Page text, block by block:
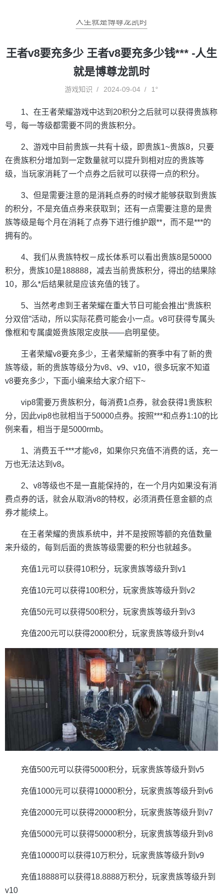
人生就是博尊龙凯时
王者v8要充多少 王者v8要充多少钱*** -人生
就是博尊龙凯时
游戏知识 2024-09-04 1°
1、在王者荣耀游戏中达到20积分之后就可以获得贵族称
号，每一等级都需要不同的贵族积分。
2、游戏中目前贵族一共有十级，即贵族1~贵族8，只要
在贵族积分增加到一定数量就可以提升到相对应的贵族等
级，当玩家消耗了一个点券之后就可以获得一点的积分。
3、但是需要注意的是消耗点券的时候才能够获取到贵族
的积分，不是充值点券来获取到；还有一点需要注意的是贵
族等级是每个月在消耗了点券下进行维护跟**，而不是***的
拥有的。
4、我们从贵族特权－成长体系可以看出贵族8是50000
积分，贵族10是188888，减去当前贵族积分，得出的结果除
10，那么*后结果就是应该充值的钱了。
5、当然考虑到王者荣耀在重大节日可能会推出“贵族积
分双倍”活动，所以实际花费可能会小一点。v8可获得专属头
像框和专属虞姬贵族限定皮肤——启明星使。
王者荣耀v8要充多少，王者荣耀新的赛季中有了新的贵
族等级，新的贵族等级分为v8、v9、v10，很多玩家不知道
v8要充多少，下面小编来给大家介绍下~
vip8需要万贵族积分，每消费1点券，就会获得1贵族积
分，因此vip8也就相当于50000点券。按照***和点券1:10的比
例来看，相当于是5000rmb。
1、消费五千***才能v8，如果你只充值不消费的话，充一
万也无法达到v8。
2、v8等级也不是一直能保持的，在一个月内如果没有消
费点券的话，就会从取消v8的特权，必须消费任意金额的点
券才能续上。
在王者荣耀的贵族系统中，并不是按照等额的充值数量
来升级的，每到后面的贵族等级需要的积分也就越多。
充值1元可以获得10积分，玩家贵族等级升到v1
充值10元可以获得100积分，玩家贵族等级升到v2
充值50元可以获得500积分，玩家贵族等级升到v3
充值200元可以获得2000积分，玩家贵族等级升到v4
充值500元可以获得5000积分，玩家贵族等级升到v5
充值1000元可以获得10000积分，玩家贵族等级升到v6
充值2000元可以获得20000积分，玩家贵族等级升到v7
充值5000元可以获得50000积分，玩家贵族等级升到v8
充值10000可以获得10万积分，玩家贵族等级升到v9
充值18888可以获得18.8888万积分，玩家贵族等级升到
v10